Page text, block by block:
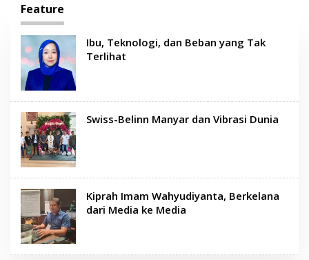
Feature
Ibu, Teknologi, dan Beban yang Tak
Terlihat
Swiss-Belinn Manyar dan Vibrasi Dunia
Kiprah Imam Wahyudiyanta, Berkelana
dari Media ke Media